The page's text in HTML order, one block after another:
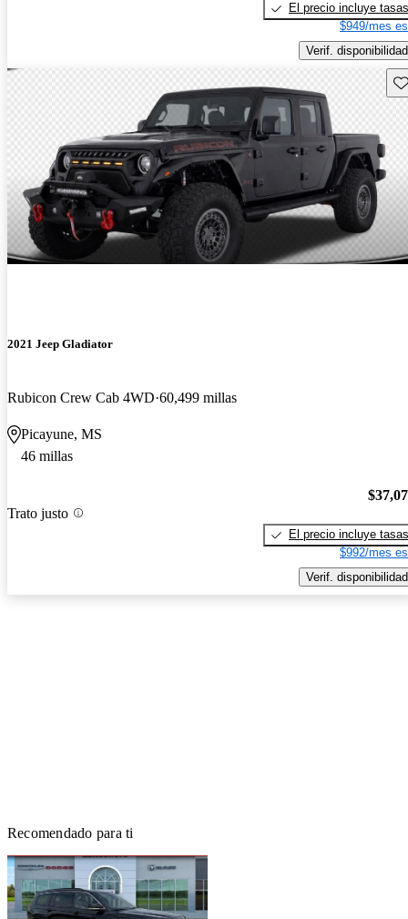
El precio incluye tasas
$949/mes
Verif. disponibilidad
2021 Jeep Gladiator
Rubicon Crew Cab 4WD 60,499 millas
Picayune, MS
46 millas
Trato justo
El precio incluye tasas
$992/mes
Verif. disponibilidad
Recomendado para ti